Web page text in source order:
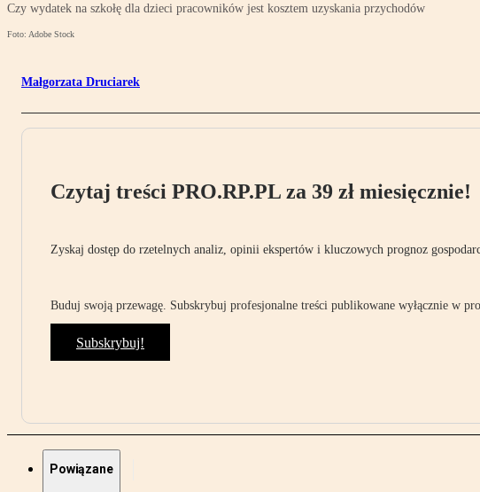
Czy wydatek na szkołę dla dzieci pracowników jest kosztem uzyskania przychodów
Foto: Adobe Stock
Małgorzata Druciarek
Czytaj treści PRO.RP.PL za 39 zł miesięcznie!
Zyskaj dostęp do rzetelnych analiz, opinii ekspertów i kluczowych prognoz
Buduj swoją przewagę. Subskrybuj profesjonalne treści publikowane wyłącznie w
Subskrybuj!
Powiązane